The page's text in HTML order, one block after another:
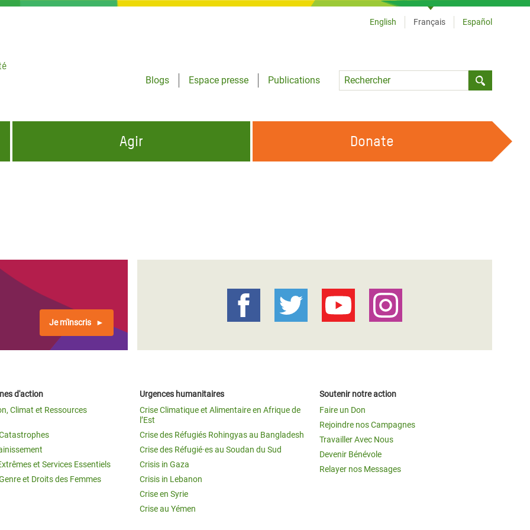
Blogs
Espace presse
Publications
Language
English Français Español
et
en Afrique de
Yémen
Réfugié·es au
du Sud
Syrie
Agir Donate
Je m'inscris
d'action
Climat et Ressources
et Services Essentiels
et Droits des Femmes
Urgences humanitaires
Crise Climatique et Alimentaire en Afrique de
l’Est
Crise des Réfugiés Rohingyas au Bangladesh
Crise des Réfugié·es au Soudan du Sud
Crisis in Gaza
Crisis in Lebanon
Crise en Syrie
Crise au Yémen
Soutenir notre action
Faire un Don
Rejoindre nos Campagnes
Travailler Avec Nous
Devenir Bénévole
Relayer nos Messages